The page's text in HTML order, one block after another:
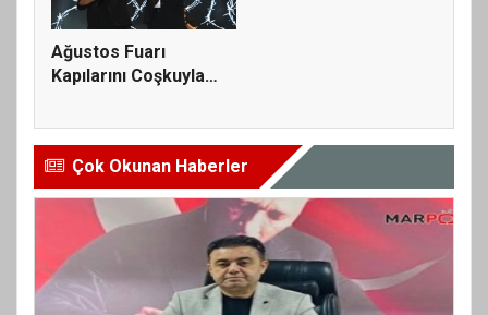
Ağustos Fuarı
Kapılarını Coşkuyla
Çok Okunan Haberler